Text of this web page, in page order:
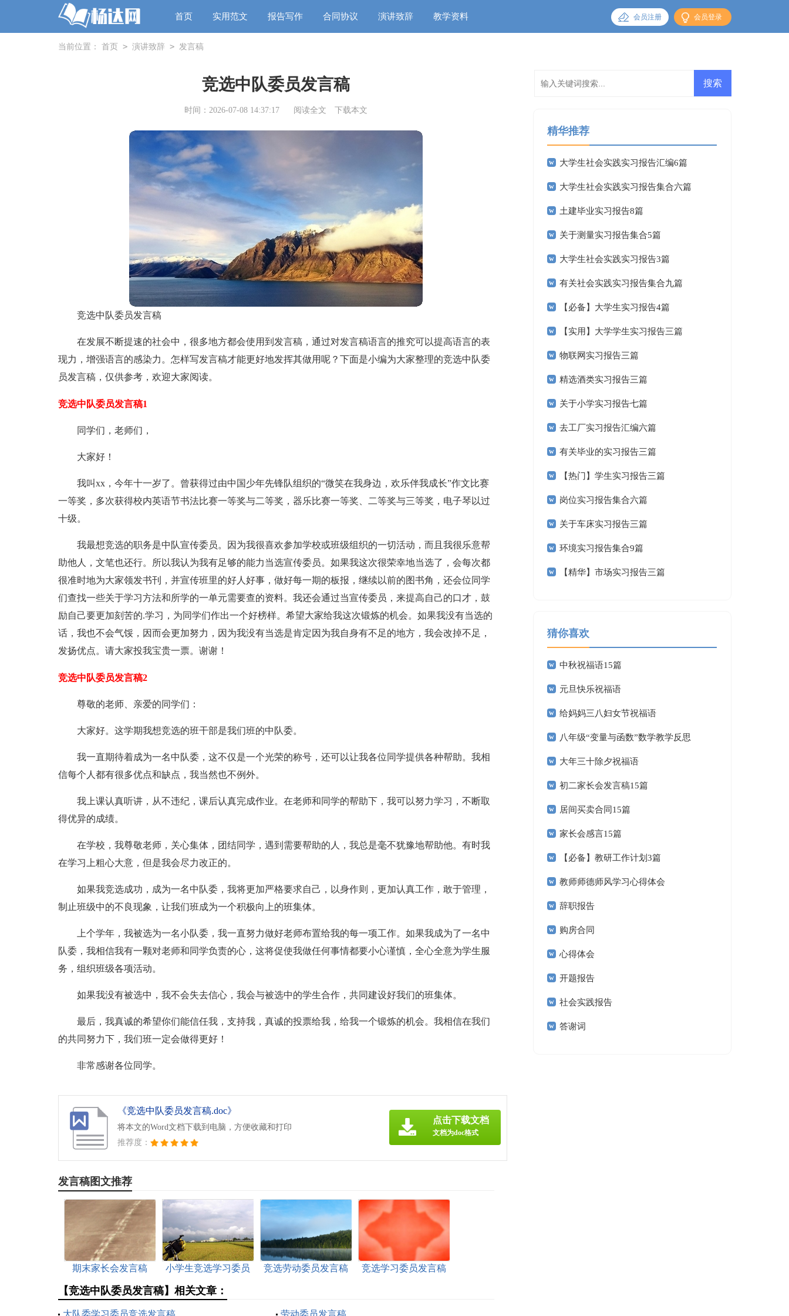
首页 实用范文 报告写作 合同协议 演讲致辞 教学资料 会员登录
会员注册
当前位置： 首页 > 演讲致辞 > 发言稿
竞选中队委员发言稿
时间：2026-07-08 14:37:17 阅读全文 下载本文
竞选中队委员发言稿
在发展不断提速的社会中，很多地方都会使用到发言稿，通过对发言稿语言的推究可以提高语言的表
现力，增强语言的感染力。怎样写发言稿才能更好地发挥其做用呢？下面是小编为大家整理的竞选中队委
员发言稿，仅供参考，欢迎大家阅读。
竞选中队委员发言稿1
同学们，老师们，
大家好！
我叫xx，今年十一岁了。曾获得过由中国少年先锋队组织的“微笑在我身边，欢乐伴我成长”作文比赛
一等奖，多次获得校内英语节书法比赛一等奖与二等奖，器乐比赛一等奖、二等奖与三等奖，电子琴以过
十级。
我最想竞选的职务是中队宣传委员。因为我很喜欢参加学校或班级组织的一切活动，而且我很乐意帮
助他人，文笔也还行。所以我认为我有足够的能力当选宣传委员。如果我这次很荣幸地当选了，会每次都
很准时地为大家领发书刊，并宣传班里的好人好事，做好每一期的板报，继续以前的图书角，还会位同学
们查找一些关于学习方法和所学的一单元需要查的资料。我还会通过当宣传委员，来提高自己的口才，鼓
励自己要更加刻苦的.学习，为同学们作出一个好榜样。希望大家给我这次锻炼的机会。如果我没有当选的
话，我也不会气馁，因而会更加努力，因为我没有当选是肯定因为我自身有不足的地方，我会改掉不足，
发扬优点。请大家投我宝贵一票。谢谢！
竞选中队委员发言稿2
尊敬的老师、亲爱的同学们：
大家好。这学期我想竞选的班干部是我们班的中队委。
我一直期待着成为一名中队委，这不仅是一个光荣的称号，还可以让我各位同学提供各种帮助。我相
信每个人都有很多优点和缺点，我当然也不例外。
我上课认真听讲，从不违纪，课后认真完成作业。在老师和同学的帮助下，我可以努力学习，不断取
得优异的成绩。
在学校，我尊敬老师，关心集体，团结同学，遇到需要帮助的人，我总是毫不犹豫地帮助他。有时我
在学习上粗心大意，但是我会尽力改正的。
如果我竞选成功，成为一名中队委，我将更加严格要求自己，以身作则，更加认真工作，敢于管理，
制止班级中的不良现象，让我们班成为一个积极向上的班集体。
上个学年，我被选为一名小队委，我一直努力做好老师布置给我的每一项工作。如果我成为了一名中
队委，我相信我有一颗对老师和同学负责的心，这将促使我做任何事情都要小心谨慎，全心全意为学生服
务，组织班级各项活动。
如果我没有被选中，我不会失去信心，我会与被选中的学生合作，共同建设好我们的班集体。
最后，我真诚的希望你们能信任我，支持我，真诚的投票给我，给我一个锻炼的机会。我相信在我们
的共同努力下，我们班一定会做得更好！
非常感谢各位同学。
《竞选中队委员发言稿.doc》
将本文的Word文档下载到电脑，方便收藏和打印
推荐度：
点击下载文档
文档为doc格式
发言稿图文推荐
期末家长会发言稿
小学生竞选学习委员
竞选劳动委员发言稿 竞选学习委员发言稿
【竞选中队委员发言稿】相关文章：
大队委学习委员竞选发言稿 劳动委员发言稿
精华推荐
大学生社会实践实习报告汇编6篇
大学生社会实践实习报告集合六篇
土建毕业实习报告8篇
关于测量实习报告集合5篇
大学生社会实践实习报告3篇
有关社会实践实习报告集合九篇
【必备】大学生实习报告4篇
【实用】大学学生实习报告三篇
物联网实习报告三篇
精选酒类实习报告三篇
关于小学实习报告七篇
去工厂实习报告汇编六篇
有关毕业的实习报告三篇
【热门】学生实习报告三篇
岗位实习报告集合六篇
关于车床实习报告三篇
环境实习报告集合9篇
【精华】市场实习报告三篇
猜你喜欢
中秋祝福语15篇
元旦快乐祝福语
给妈妈三八妇女节祝福语
八年级“变量与函数”数学教学反思
大年三十除夕祝福语
初二家长会发言稿15篇
居间买卖合同15篇
家长会感言15篇
【必备】教研工作计划3篇
教师师德师风学习心得体会
辞职报告
购房合同
心得体会
开题报告
社会实践报告
答谢词